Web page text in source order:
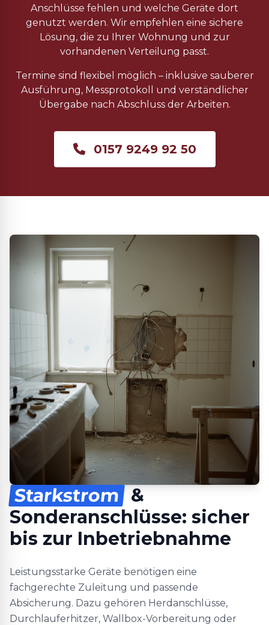
Anschlüsse fehlen und welche Geräte dort
genutzt werden. Wir empfehlen eine sichere
Lösung, die zu Ihrer Wohnung und zur
vorhandenen Verteilung passt.
Termine sind flexibel möglich – inklusive sauberer
Ausführung, Messprotokoll und verständlicher
Übergabe nach Abschluss der Arbeiten.
0157 9249 92 50
Starkstrom &
Sonderanschlüsse: sicher
bis zur Inbetriebnahme
Leistungsstarke Geräte benötigen eine
fachgerechte Zuleitung und passende
Absicherung. Dazu gehören Herdanschlüsse,
Durchlauferhitzer, Wallbox-Vorbereitung oder